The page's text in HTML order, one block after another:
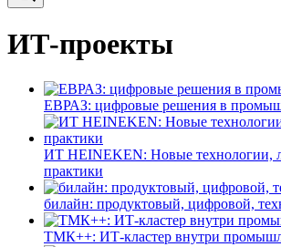
ИТ-проекты
ЕВРАЗ: цифровые решения в
ИТ HEINEKEN: Новые технологии,
практики
билайн: продуктовый, цифровой,
ТМК++: ИТ-кластер внутри